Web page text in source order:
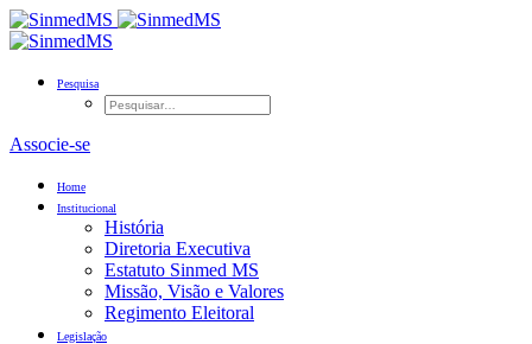
Pesquisa
Associe-se
Home
Institucional
História
Diretoria Executiva
Estatuto Sinmed MS
Missão, Visão e Valores
Regimento Eleitoral
Legislação